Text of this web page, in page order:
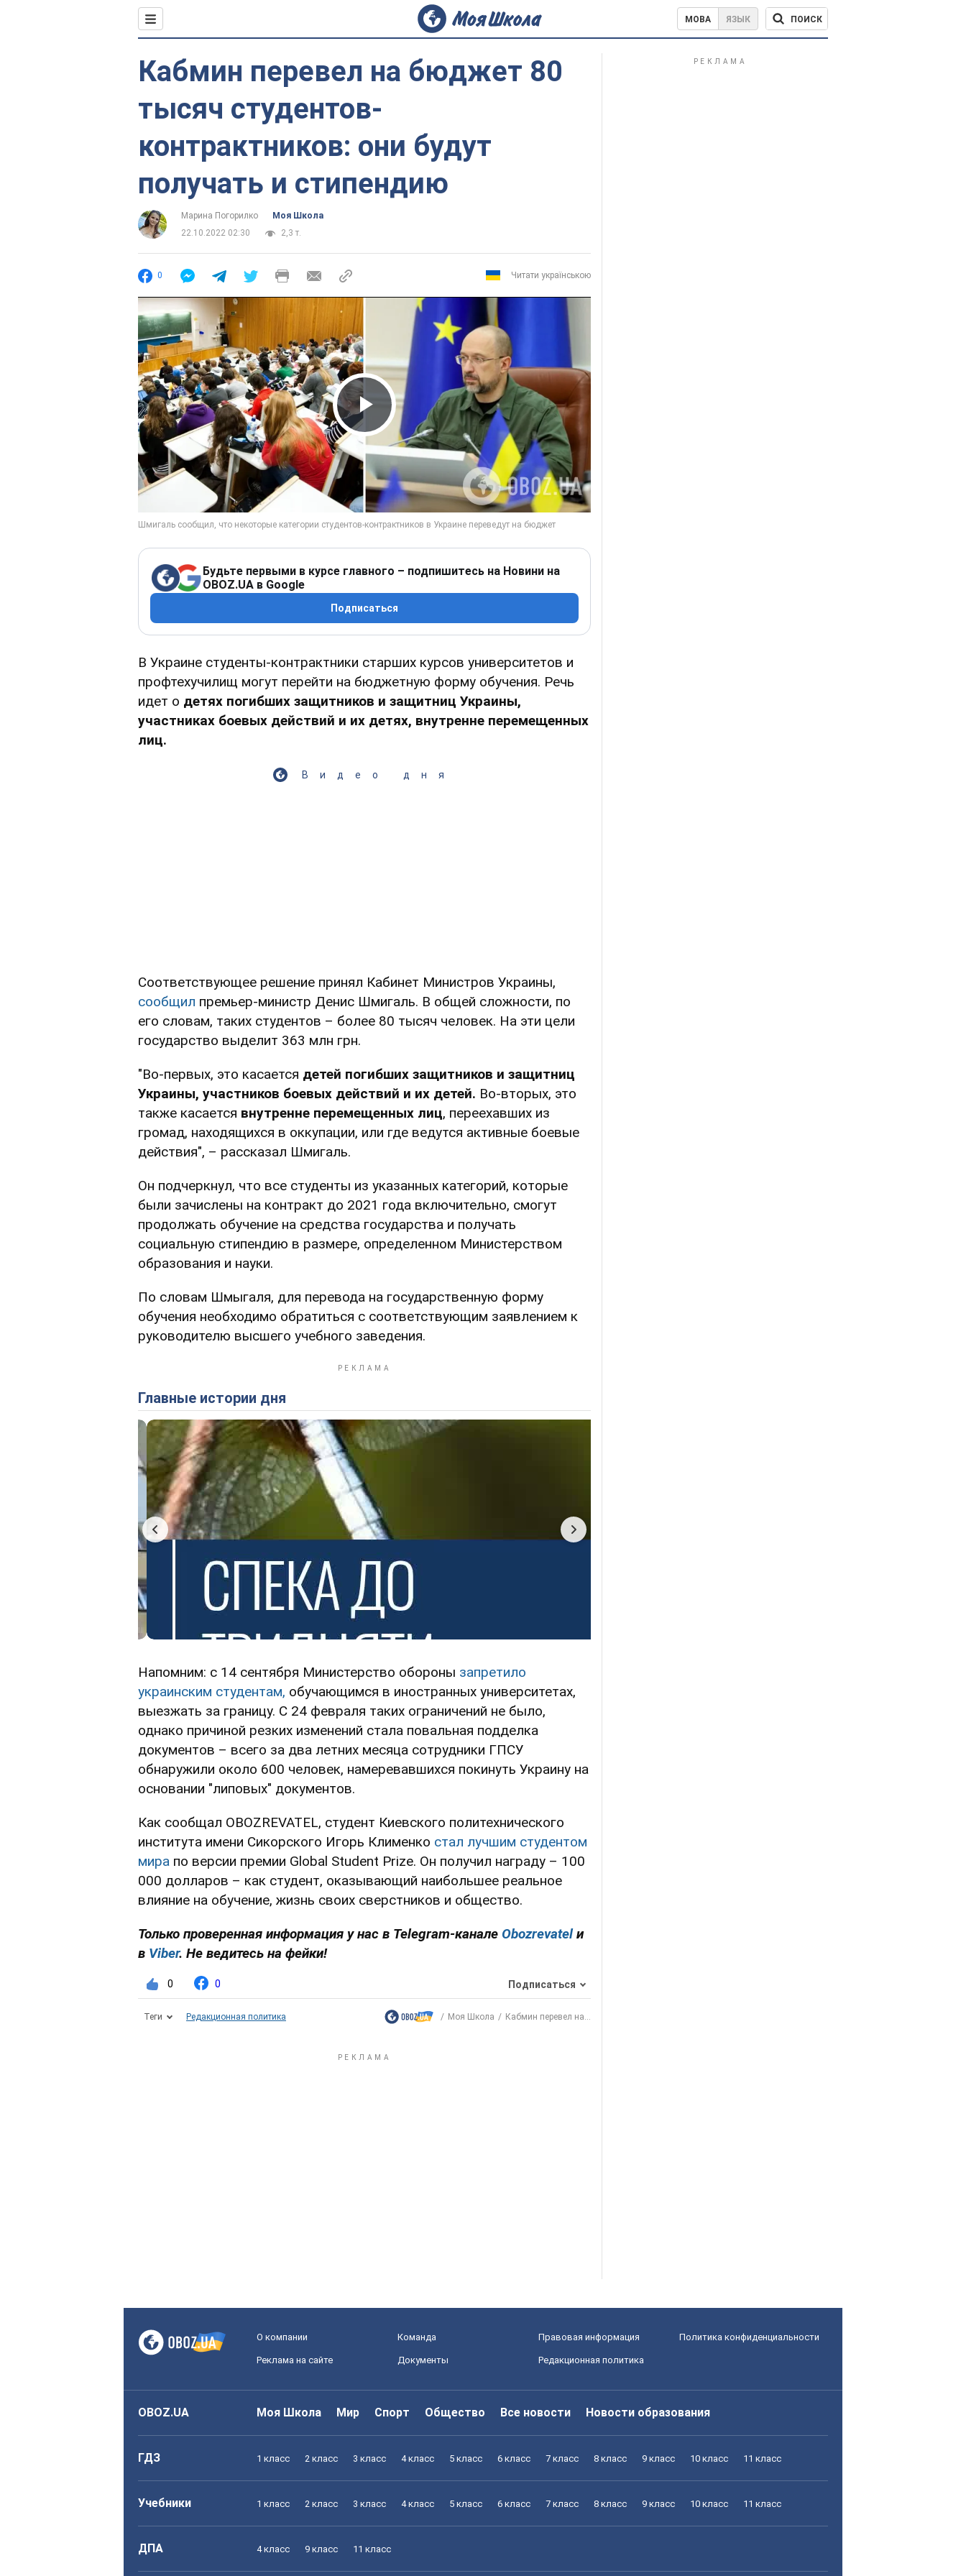
МОВА ЯЗЫК ПОИСК
Кабмин перевел на бюджет 80
тысяч студентов-
контрактников: они будут
получать и стипендию
Марина Погорилко
Моя Школа
22.10.2022 02:30
2,3 т.
0 Читати українською
Play Video
Будьте первыми в курсе главного – подпишитесь на Новини на
OBOZ.UA в Google
Подписаться
В Украине студенты-контрактники старших курсов университетов и
профтехучилищ могут перейти на бюджетную форму обучения. Речь
идет о детях погибших защитников и защитниц Украины,
участниках боевых действий и их детях, внутренне перемещенных
лиц.
Видео дня
Соответствующее решение принял Кабинет Министров Украины,
сообщил премьер-министр Денис Шмигаль. В общей сложности, по
его словам, таких студентов – более 80 тысяч человек. На эти цели
государство выделит 363 млн грн.
"Во-первых, это касается детей погибших защитников и защитниц
Украины, участников боевых действий и их детей. Во-вторых, это
также касается внутренне перемещенных лиц, переехавших из
громад, находящихся в оккупации, или где ведутся активные боевые
действия", – рассказал Шмигаль.
Он подчеркнул, что все студенты из указанных категорий, которые
были зачислены на контракт до 2021 года включительно, смогут
продолжать обучение на средства государства и получать
социальную стипендию в размере, определенном Министерством
образования и науки.
По словам Шмыгаля, для перевода на государственную форму
обучения необходимо обратиться с соответствующим заявлением к
руководителю высшего учебного заведения.
Главные истории дня
Напомним: с 14 сентября Министерство обороны запретило
украинским студентам, обучающимся в иностранных университетах,
выезжать за границу. С 24 февраля таких ограничений не было,
однако причиной резких изменений стала повальная подделка
документов – всего за два летних месяца сотрудники ГПСУ
обнаружили около 600 человек, намеревавшихся покинуть Украину на
основании "липовых" документов.
Как сообщал OBOZREVATEL, студент Киевского политехнического
института имени Сикорского Игорь Клименко стал лучшим студентом
мира по версии премии Global Student Prize. Он получил награду – 100
000 долларов – как студент, оказывающий наибольшее реальное
влияние на обучение, жизнь своих сверстников и общество.
Только проверенная информация у нас в Telegram-канале Obozrevatelи
в Viber. Не ведитесь на фейки!
0 0 Подписаться
Теги Редакционная политика Моя Школа Кабмин перевел на...
О компании Команда Правовая информация Политика конфиденциальности
Реклама на сайте Документы Редакционная политика
OBOZ.UA Моя Школа Мир Спорт Общество Все новости Новости образования
ГДЗ 1 класс 2 класс 3 класс 4 класс 5 класс 6 класс 7 класс 8 класс 9 класс 10 класс 11 класс
Учебники 1 класс 2 класс 3 класс 4 класс 5 класс 6 класс 7 класс 8 класс 9 класс 10 класс 11 класс
ДПА 4 класс 9 класс 11 класс